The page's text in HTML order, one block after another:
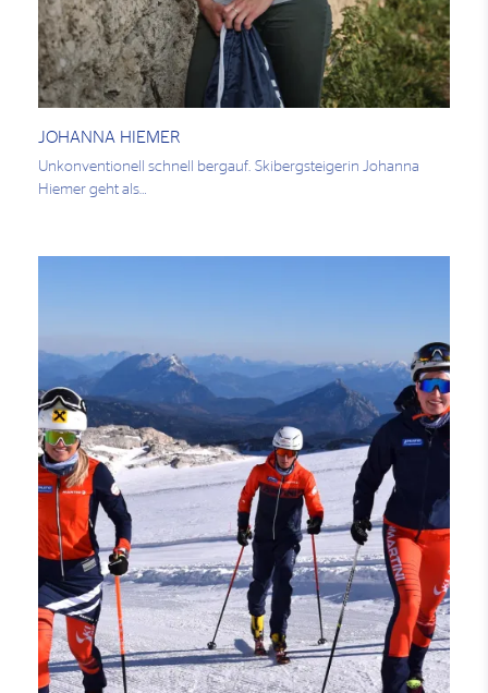
JOHANNA HIEMER
Unkonventionell schnell bergauf. Skibergsteigerin Johanna
Hiemer geht als…